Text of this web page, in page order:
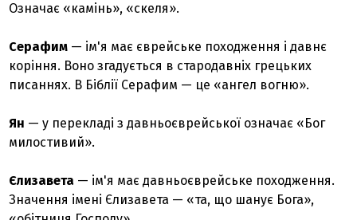
Означає «камінь», «скеля».
Серафим — ім'я має єврейське походження і давнє
коріння. Воно згадується в стародавніх грецьких
писаннях. В Біблії Серафим — це «ангел вогню».
Ян — у перекладі з давньоєврейської означає «Бог
милостивий».
Єлизавета — ім'я має давньоєврейське походження.
Значення імені Єлизавета — «та, що шанує Бога»,